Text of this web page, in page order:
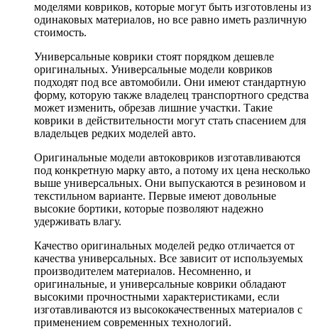
моделями ковриков, которые могут быть изготовлены из
одинаковых материалов, но все равно иметь различную
стоимость.
Универсальные коврики стоят порядком дешевле
оригинальных. Универсальные модели ковриков
подходят под все автомобили. Они имеют стандартную
форму, которую также владелец транспортного средства
может изменить, обрезав лишние участки. Такие
коврики в действительности могут стать спасением для
владельцев редких моделей авто.
Оригинальные модели автоковриков изготавливаются
под конкретную марку авто, а потому их цена несколько
выше универсальных. Они выпускаются в резиновом и
текстильном варианте. Первые имеют довольные
высокие бортики, которые позволяют надежно
удерживать влагу.
Качество оригинальных моделей редко отличается от
качества универсальных. Все зависит от используемых
производителем материалов. Несомненно, и
оригинальные, и универсальные коврики обладают
высокими прочностными характеристиками, если
изготавливаются из высококачественных материалов с
применением современных технологий.